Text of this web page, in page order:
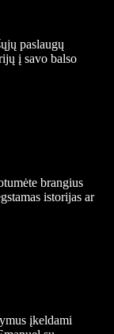
paslaugų
į savo balso
brangius
istorijas ar
įkeldami